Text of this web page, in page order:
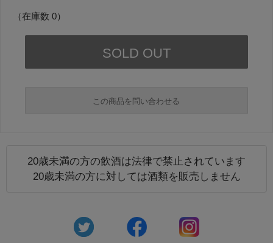
（在庫数 0）
この商品を問い合わせる
必須
20歳未満の方の飲酒は法律で禁止されています
20歳未満の方に対しては酒類を販売しません